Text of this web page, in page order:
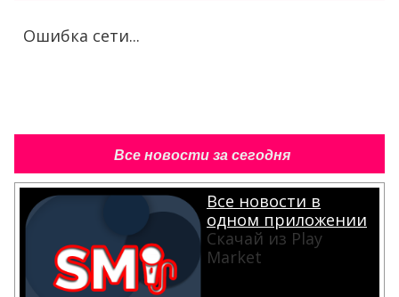
Ошибка сети...
Все новости за сегодня
Все новости в
одном приложении
Скачай из Play
Market